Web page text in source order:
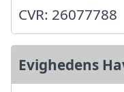
CVR: 26077788
Evighedens